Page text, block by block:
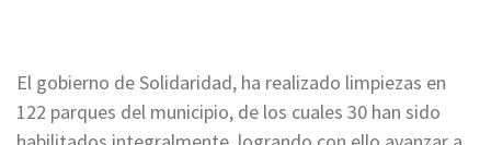
El gobierno de Solidaridad, ha realizado limpiezas en
122 parques del municipio, de los cuales 30 han sido